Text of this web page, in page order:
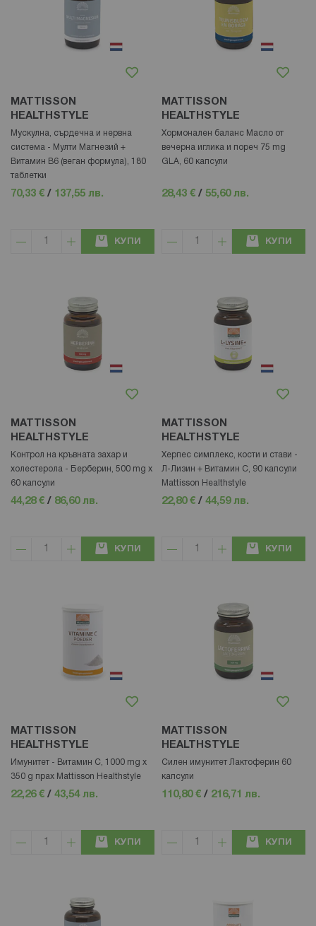
MATTISSON
HEALTHSTYLE
Мускулна, сърдечна и нервна
система - Mулти Магнезий +
Витамин В6 (веган формула), 180
таблетки
70,33 € / 137,55 лв.
КУПИ
MATTISSON
HEALTHSTYLE
Хормонален баланс Масло от
вечерна иглика и пореч 75 mg
GLA, 60 капсули
28,43 € / 55,60 лв.
КУПИ
MATTISSON
HEALTHSTYLE
Контрол на кръвната захар и
холестерола - Берберин, 500 mg х
60 капсули
44,28 € / 86,60 лв.
КУПИ
MATTISSON
HEALTHSTYLE
Херпес симплекс, кости и стави -
Л-Лизин + Витамин С, 90 капсули
Mattisson Healthstyle
22,80 € / 44,59 лв.
КУПИ
MATTISSON
HEALTHSTYLE
Имунитет - Витамин С, 1000 mg x
350 g прах Mattisson Healthstyle
22,26 € / 43,54 лв.
КУПИ
MATTISSON
HEALTHSTYLE
Силен имунитет Лактоферин 60
капсули
110,80 € / 216,71 лв.
КУПИ